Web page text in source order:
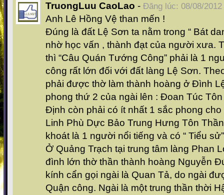
TruongLuu CaoLao - Đăng lúc: 08/08/2012
Anh Lê Hồng Vệ than mến !
Đúng là đất Lệ Sơn ta nằm trong “ Bát
nhờ học vấn , thành đạt của người xưa.
thì “Câu Quán Tướng Công” phải là 1
công rất lớn đối với đất làng Lệ Sơn.
phải được thờ làm thành hoàng ở Đình
phong thứ 2 của ngài lên : Đoan Túc
Định còn phải có ít nhất 1 sắc phong cho
Linh Phù Dực Bảo Trung Hưng Tôn
khoát là 1 người nổi tiếng và có “ Tiểu
Ở Quảng Trạch tại trung tâm làng Phan
đình lớn thờ thần thành hoàng Nguyễn
kính cẩn gọi ngài là Quan Tả, do ngài
Quận công. Ngài là một trung thần thời